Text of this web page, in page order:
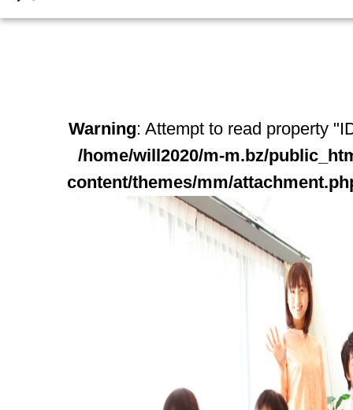
Warning: Attempt to read property
/home/will2020/m-m.bz/
content/themes/mm/